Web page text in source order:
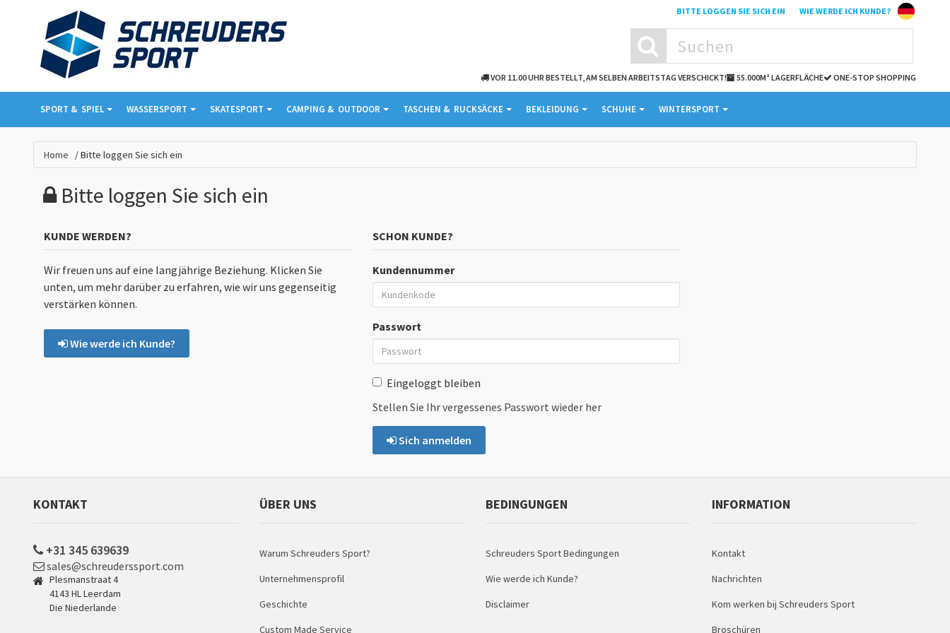
BITTE LOGGEN SIE SICH EIN WIE WERDE ICH KUNDE?
VOR 11.00 UHR BESTELLT, AM SELBEN ARBEITSTAG VERSCHICKT! 55.000M² LAGERFLÄCHE ONE-STOP SHOPPING
SPORT & ­ SPIEL WASSERSPORT SKATESPORT CAMPING & ­ OUTDOOR TASCHEN & ­ RUCKSÄCKE BEKLEIDUNG SCHUHE WINTERSPORT
Home Bitte loggen Sie sich ein
Bitte loggen Sie sich ein
KUNDE WERDEN?
Wir freuen uns auf eine langjährige Beziehung. Klicken Sie
unten, um mehr darüber zu erfahren, wie wir uns gegenseitig
verstärken können.
Wie werde ich Kunde?
SCHON KUNDE?
Kundennummer
Passwort
Eingeloggt bleiben
Stellen Sie Ihr vergessenes Passwort wieder her
Sich anmelden
KONTAKT
+31 345 639639
sales@schreuderssport.com
Plesmanstraat 4
4143 HL Leerdam
Die Niederlande
ÜBER UNS
Warum Schreuders Sport?
Unternehmensprofil
Geschichte
Custom Made Service
BEDINGUNGEN
Schreuders Sport Bedingungen
Wie werde ich Kunde?
Disclaimer
INFORMATION
Kontakt
Nachrichten
Kom werken bij Schreuders Sport
Broschüren